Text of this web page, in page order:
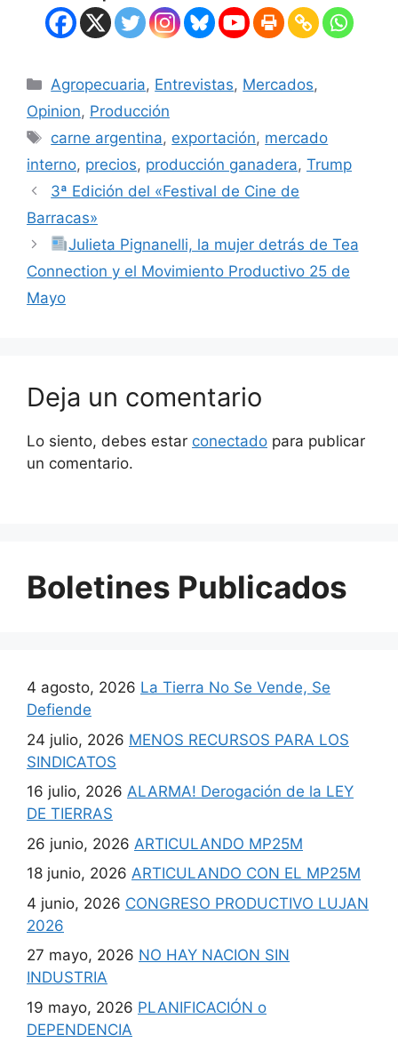
Agropecuaria, Entrevistas, Mercados,
Opinion, Producción
carne argentina, exportación, mercado
interno, precios, producción ganadera, Trump
3ª Edición del «Festival de Cine de
Barracas»
Julieta Pignanelli, la mujer detrás de Tea
Connection y el Movimiento Productivo 25 de
Mayo
Deja un comentario
Lo siento, debes estar conectado para publicar
un comentario.
Boletines Publicados
4 agosto, 2026 La Tierra No Se Vende, Se
Defiende
24 julio, 2026 MENOS RECURSOS PARA LOS
SINDICATOS
16 julio, 2026 ALARMA! Derogación de la LEY
DE TIERRAS
26 junio, 2026 ARTICULANDO MP25M
18 junio, 2026 ARTICULANDO CON EL MP25M
4 junio, 2026 CONGRESO PRODUCTIVO LUJAN
2026
27 mayo, 2026 NO HAY NACION SIN
INDUSTRIA
19 mayo, 2026 PLANIFICACIÓN o
DEPENDENCIA